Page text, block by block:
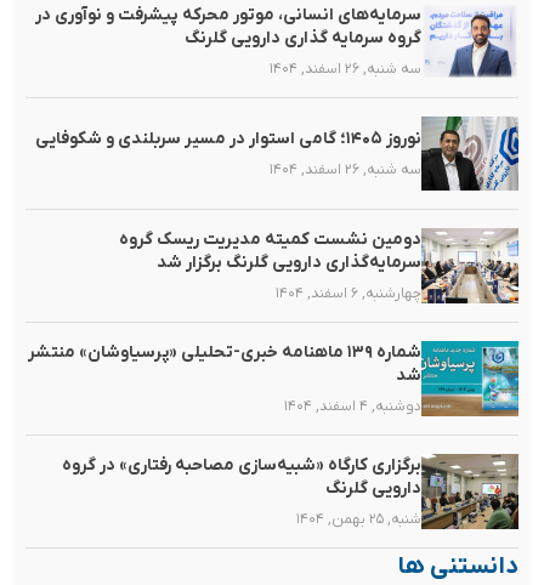
سرمایه‌های انسانی، موتور محرکه پیشرفت و نوآوری در
گروه سرمایه گذاری دارویی گلرنگ
سه شنبه, ۲۶ اسفند, ۱۴۰۴
نوروز ۱۴۰۵؛ گامی استوار در مسیر سربلندی و شکوفایی
سه شنبه, ۲۶ اسفند, ۱۴۰۴
دومین نشست کمیته مدیریت ریسک گروه
سرمایه‌گذاری دارویی گلرنگ برگزار شد
چهارشنبه, ۶ اسفند, ۱۴۰۴
شماره ۱۳۹ ماهنامه خبری-تحلیلی «پرسیاوشان» منتشر
شد
دوشنبه, ۴ اسفند, ۱۴۰۴
برگزاری کارگاه «شبیه‌سازی مصاحبه رفتاری» در گروه
دارویی گلرنگ
شنبه, ۲۵ بهمن, ۱۴۰۴
دانستنی ها